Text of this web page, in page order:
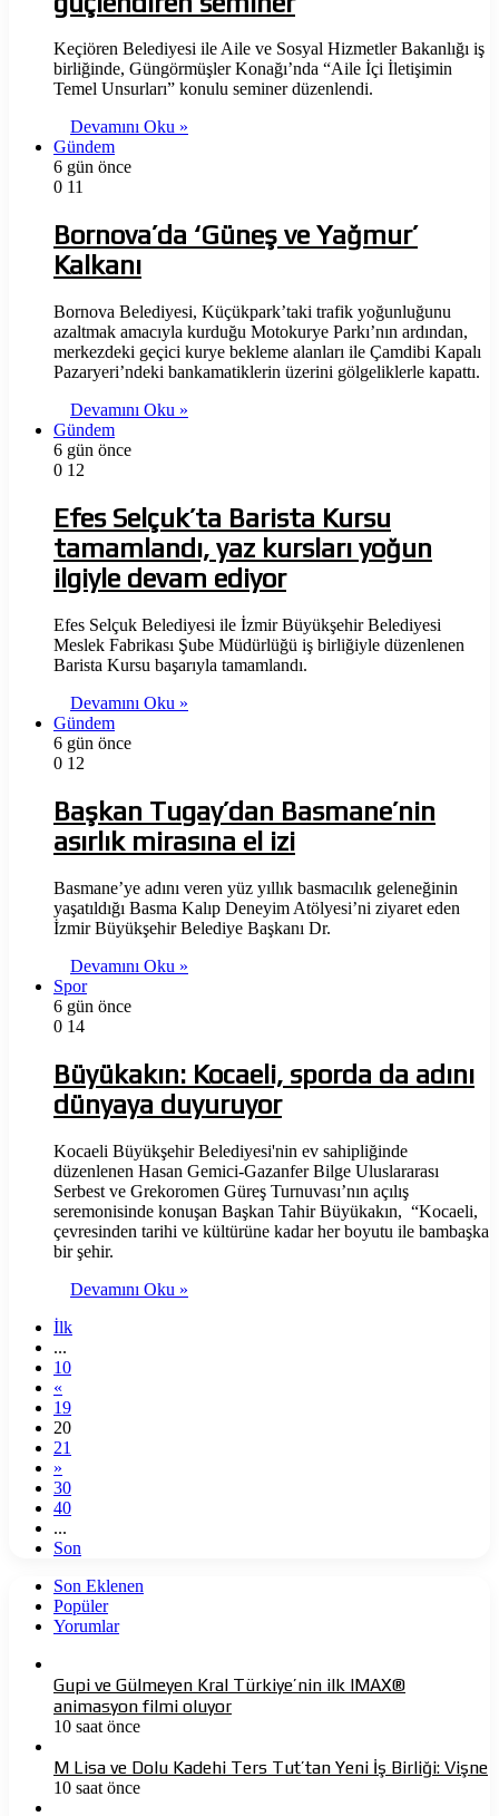
Keçiören Belediyesi ile Aile ve Sosyal Hizmetler Bakanlığı iş
birliğinde, Güngörmüşler Konağı’nda “Aile İçi İletişimin
Temel Unsurları” konulu seminer düzenlendi.
Devamını Oku »
Gündem
6 gün önce
0 11
Bornova’da ‘Güneş ve Yağmur’
Kalkanı
Bornova Belediyesi, Küçükpark’taki trafik yoğunluğunu
azaltmak amacıyla kurduğu Motokurye Parkı’nın ardından,
merkezdeki geçici kurye bekleme alanları ile Çamdibi Kapalı
Pazaryeri’ndeki bankamatiklerin üzerini gölgeliklerle kapattı.
Devamını Oku »
Gündem
6 gün önce
0 12
Efes Selçuk’ta Barista Kursu
tamamlandı, yaz kursları yoğun
ilgiyle devam ediyor
Efes Selçuk Belediyesi ile İzmir Büyükşehir Belediyesi
Meslek Fabrikası Şube Müdürlüğü iş birliğiyle düzenlenen
Barista Kursu başarıyla tamamlandı.
Devamını Oku »
Gündem
6 gün önce
0 12
Başkan Tugay’dan Basmane’nin
asırlık mirasına el izi
Basmane’ye adını veren yüz yıllık basmacılık geleneğinin
yaşatıldığı Basma Kalıp Deneyim Atölyesi’ni ziyaret eden
İzmir Büyükşehir Belediye Başkanı Dr.
Devamını Oku »
Spor
6 gün önce
0 14
Büyükakın: Kocaeli, sporda da adını
dünyaya duyuruyor
Kocaeli Büyükşehir Belediyesi'nin ev sahipliğinde
düzenlenen Hasan Gemici-Gazanfer Bilge Uluslararası
Serbest ve Grekoromen Güreş Turnuvası’nın açılış
seremonisinde konuşan Başkan Tahir Büyükakın, “Kocaeli,
çevresinden tarihi ve kültürüne kadar her boyutu ile bambaşka
bir şehir.
Devamını Oku »
İlk
...
10
«
19
20
21
»
30
40
...
Son
Son Eklenen
Popüler
Yorumlar
Gupi ve Gülmeyen Kral Türkiye’nin ilk IMAX®
animasyon filmi oluyor
10 saat önce
M Lisa ve Dolu Kadehi Ters Tut’tan Yeni İş Birliği: Vişne
10 saat önce